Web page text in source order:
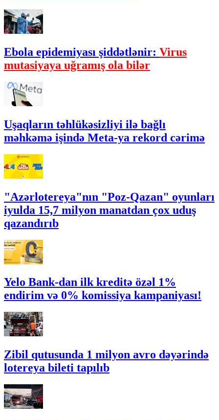
Ebola epidemiyası şiddətlənir: Virus
mutasiyaya uğramış ola bilər
Uşaqların təhlükəsizliyi ilə bağlı
məhkəmə işində Meta-ya rekord cərimə
"Azərlotereya"nın "Poz-Qazan" oyunları
iyulda 15,7 milyon manatdan çox uduş
qazandırıb
Yelo Bank-dan ilk kreditə özəl 1%
endirim və 0% komissiya kampaniyası!
Zibil qutusunda 1 milyon avro dəyərində
lotereya bileti tapılıb